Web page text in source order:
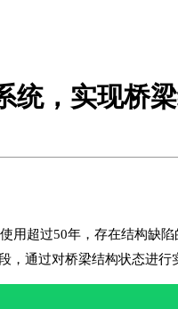
统，实现桥
超过50年，存在结构缺
，通过对桥梁结构状态进